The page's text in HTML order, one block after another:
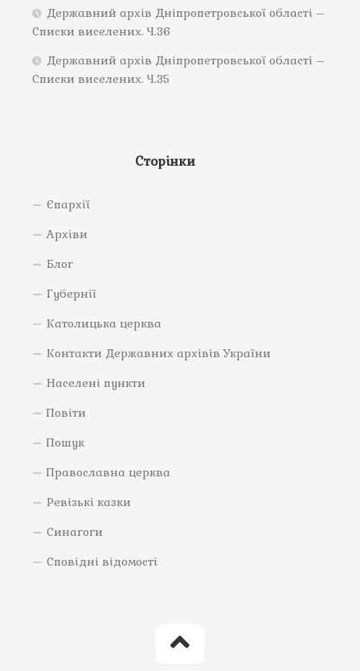
Державний архів Дніпропетровської області –
Списки виселених. Ч.36
Державний архів Дніпропетровської області –
Списки виселених. Ч.35
Сторінки
Єпархії
Архіви
Блог
Губернії
Католицька церква
Контакти Державних архівів України
Населені пункти
Повіти
Пошук
Православна церква
Ревізькі казки
Синагоги
Сповідні відомості